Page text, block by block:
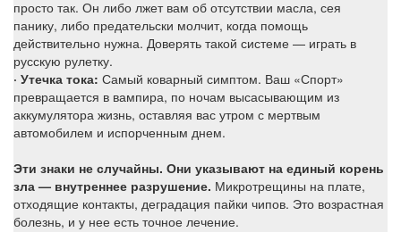
просто так. Он либо лжет вам об отсутствии масла, сея
панику, либо предательски молчит, когда помощь
действительно нужна. Доверять такой системе — играть в
русскую рулетку.
· Утечка тока: Самый коварный симптом. Ваш «Спорт»
превращается в вампира, по ночам высасывающим из
аккумулятора жизнь, оставляя вас утром с мертвым
автомобилем и испорченным днем.
Эти знаки не случайны. Они указывают на единый корень
зла — внутреннее разрушение. Микротрещины на плате,
отходящие контакты, деградация пайки чипов. Это возрастная
болезнь, и у нее есть точное лечение.